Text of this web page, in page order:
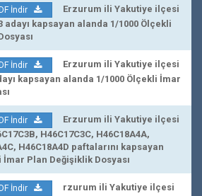
İndir
Erzurum ili Yakutiye ilçesi
kapsayan alanda 1/1000 Ölçekli
İndir
Erzurum ili Yakutiye ilçesi
kapsayan alanda 1/1000 Ölçekli İmar
İndir
Erzurum ili Yakutiye ilçesi
H46C17C3C, H46C18A4A,
H46C18A4D paftalarını kapsayan
Plan Değişiklik Dosyası
İndir
rzurum ili Yakutiye ilçesi